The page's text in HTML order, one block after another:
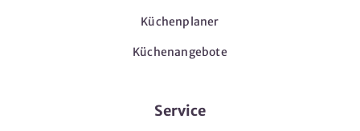
Küchenplaner
Küchenangebote
Service